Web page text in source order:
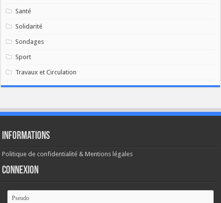
Santé
Solidarité
Sondages
Sport
Travaux et Circulation
Informations
Politique de confidentialité & Mentions légales
Connexion